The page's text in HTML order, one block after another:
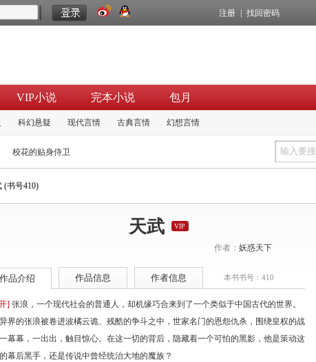
注册 找回密码
VIP小说 完本小说 包月
科幻悬疑 现代言情 古典言情 幻想言情
校花的贴身侍卫
(书号410)
天武 VIP
作者： 妖惑天下
作品介绍 作品信息 作者信息 本书书号：410
] 张浪，一个现代社会的普通人，却机缘巧合来到了一个类似于中国古代的世界。
界的张浪被卷进波橘云诡、残酷的争斗之中，世家名门的恩怨仇杀，围绕皇权的战
幕幕，一出出，触目惊心。在这一切的背后，隐藏着一个可怕的黑影，他是策动这
幕后黑手，还是传说中曾经统治大地的魔族？